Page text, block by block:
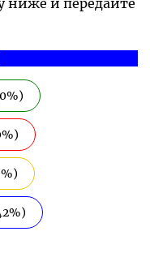
%)
%)
%)
%)